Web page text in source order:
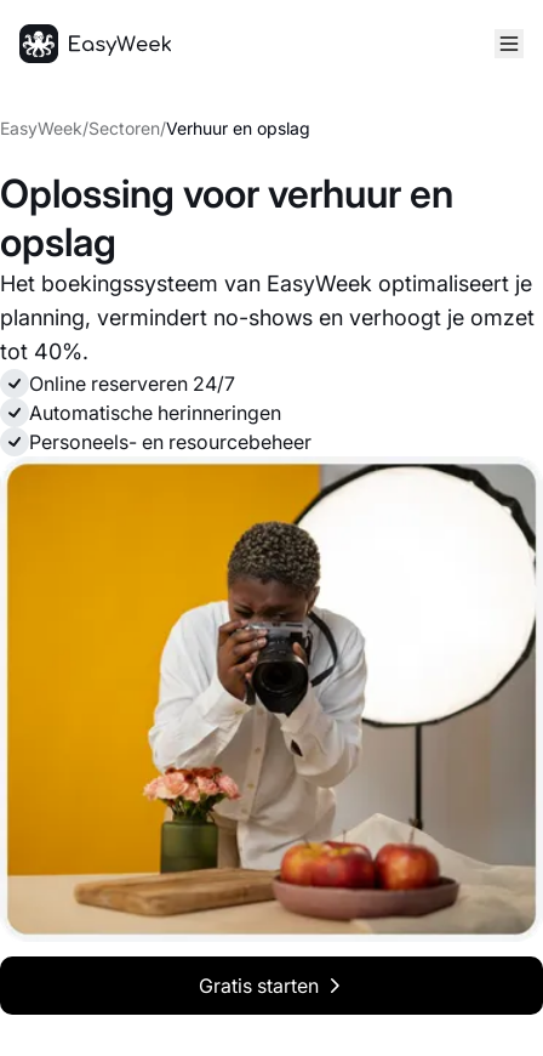
EasyWeek/Sectoren/Verhuur en opslag
Oplossing voor verhuur en
opslag
Het boekingssysteem van EasyWeek optimaliseert je
planning, vermindert no-shows en verhoogt je omzet
tot 40%.
Online reserveren 24/7
Automatische herinneringen
Personeels- en resourcebeheer
Gratis starten